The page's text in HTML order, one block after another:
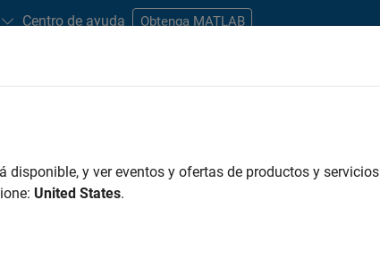
Centro de ayuda Obtenga MATLAB
y ver eventos y ofertas de productos y servicios
United States.